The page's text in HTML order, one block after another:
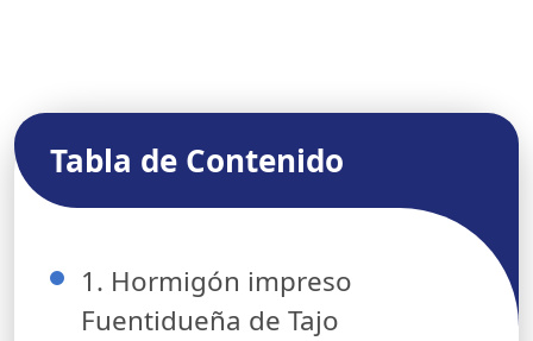
Tabla de Contenido
1. Hormigón impreso
Fuentidueña de Tajo